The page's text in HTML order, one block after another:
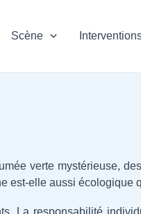
Scène
verte mystérieuse,
est-elle aussi écologique
La responsabilité